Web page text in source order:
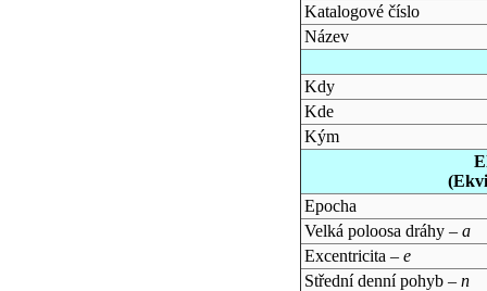
Katalogové číslo
Název
Kdy
Kde
Kým
Epocha
Velká poloosa dráhy – a
Excentricita – e
Střední denní pohyb – n